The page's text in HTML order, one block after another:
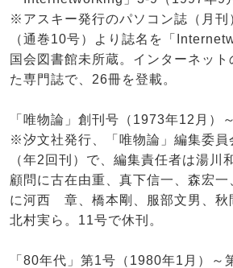
※アスキー発行のパソコン誌（月
（通巻10号）より誌名を「
国会図書館未所蔵。インターネッ
た専門誌で、26冊を登載。
「唯物論」創刊号（1973年12月）
※汐文社発行、「唯物論」編集委員
（年2回刊）で、編集責任者は湯川
顧問に古在由重、真下信一、森宏一
に河西 章、橋本剛、服部文男、秋
北村実ら。11号で休刊。
「80年代」第1号（1980年1月）～